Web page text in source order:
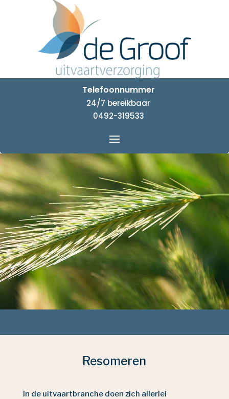
Telefoonnummer
24/7 bereikbaar
0492-319533
Resomeren
In de uitvaartbranche doen zich allerlei